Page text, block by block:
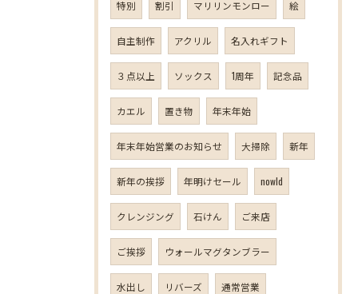
特別 割引 マリリンモンロー 絵
自主制作 アクリル 名入れギフト
３点以上 ソックス 1周年 記念品
カエル 置き物 年末年始
年末年始営業のお知らせ 大掃除 新年
新年の挨拶 年明けセール nowld
クレンジング 石けん ご来店
ご挨拶 ウォールマグタンブラー
水出し リバーズ 通常営業